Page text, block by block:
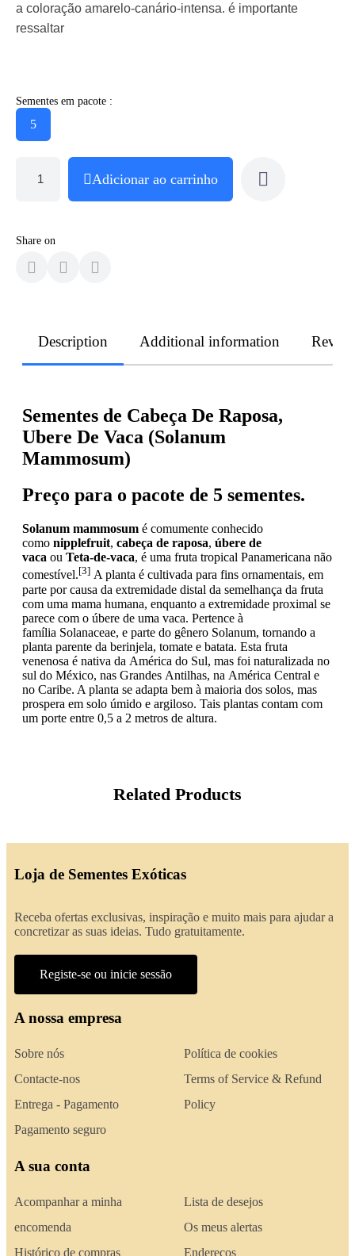
a coloração amarelo-canário-intensa. é importante
ressaltar
Sementes em pacote :
5
Adicionar ao carrinho
Share on
Description Additional information
Sementes de Cabeça De Raposa,
Ubere De Vaca (Solanum
Mammosum)
Preço para o pacote de 5 sementes.
Solanum mammosum é comumente conhecido
como nipplefruit, cabeça de raposa, úbere de
vaca ou Teta-de-vaca, é uma fruta tropical Panamericana não
comestível.[3] A planta é cultivada para fins ornamentais, em
parte por causa da extremidade distal da semelhança da fruta
com uma mama humana, enquanto a extremidade proximal se
parece com o úbere de uma vaca. Pertence à
família Solanaceae, e parte do gênero Solanum, tornando a
planta parente da berinjela, tomate e batata. Esta fruta
venenosa é nativa da América do Sul, mas foi naturalizada no
sul do México, nas Grandes Antilhas, na América Central e
no Caribe. A planta se adapta bem à maioria dos solos, mas
prospera em solo úmido e argiloso. Tais plantas contam com
um porte entre 0,5 a 2 metros de altura.
Related Products
Loja de Sementes Exóticas
Receba ofertas exclusivas, inspiração e muito mais para ajudar a
concretizar as suas ideias. Tudo gratuitamente.
Registe-se ou inicie sessão
A nossa empresa
Sobre nós
Contacte-nos
Entrega - Pagamento
Pagamento seguro
Política de cookies
Terms of Service & Refund
Policy
A sua conta
Acompanhar a minha
encomenda
Histórico de compras
Lista de desejos
Os meus alertas
Endereços